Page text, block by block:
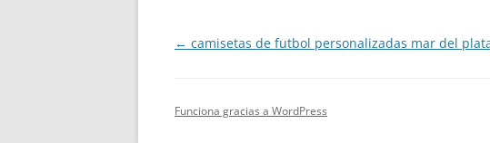
Navegación
← camisetas de futbol personalizadas mar del
Funciona gracias a WordPress